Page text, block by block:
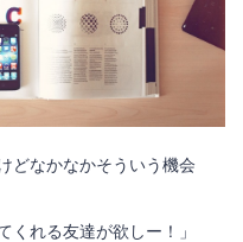
どなかなかそういう機会
くれる友達が欲しー！」